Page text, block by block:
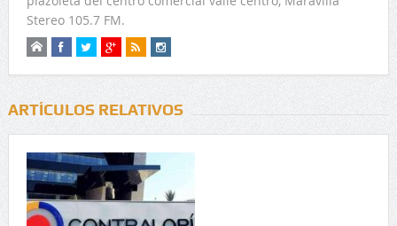
Stereo 105.7 FM.
ARTÍCULOS RELATIVOS